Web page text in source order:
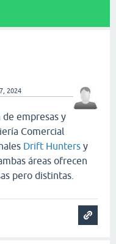
2024
empresas y
Comercial
Drift Hunters y
áreas ofrecen
pero distintas.